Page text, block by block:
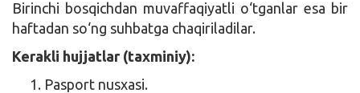
Birinchi bosqichdan muvaffaqiyatli o‘tganlar esa bir
haftadan so‘ng suhbatga chaqiriladilar.
Kerakli hujjatlar (taxminiy):
Pasport nusxasi.